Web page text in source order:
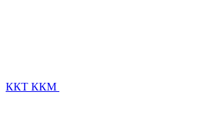
ККТ ККМ